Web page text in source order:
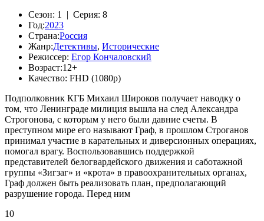
Сезон: 1 | Серия: 8
Год:2023
Страна:Россия
Жанр:Детективы, Исторические
Режиссер: Егор Кончаловский
Возраст:12+
Качество: FHD (1080p)
Подполковник КГБ Михаил Широков получает наводку о
том, что Ленинграде милиция вышла на след Александра
Строгонова, с которым у него были давние счеты. В
преступном мире его называют Граф, в прошлом Строганов
принимал участие в карательных и диверсионных операциях,
помогал врагу. Воспользовавшись поддержкой
представителей белогвардейского движения и саботажной
группы «Зигзаг» и «крота» в правоохранительных органах,
Граф должен быть реализовать план, предполагающий
разрушение города. Перед ним
10